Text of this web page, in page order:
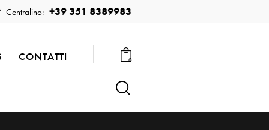
Centralino: +39 351 8389983
CONTATTI 0